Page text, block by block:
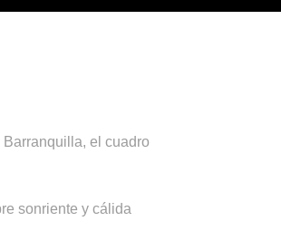
el cuadro
sonriente y cálida